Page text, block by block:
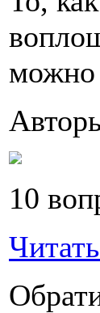
можно
10